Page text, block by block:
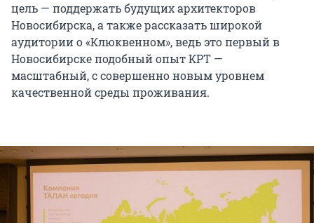
цель — поддержать будущих архитекторов
Новосибирска, а также рассказать широкой
аудитории о «Клюквенном», ведь это первый в
Новосибирске подобный опыт КРТ —
масштабный, с совершенно новым уровнем
качественной среды проживания.